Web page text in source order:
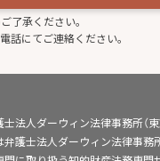
了承ください。
にてご連絡ください。
士法人ダーウィン法律事務所（
弁護士法人ダーウィン法律事